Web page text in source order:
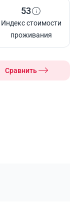
53
Индекс стоимости
проживания
Сравнить